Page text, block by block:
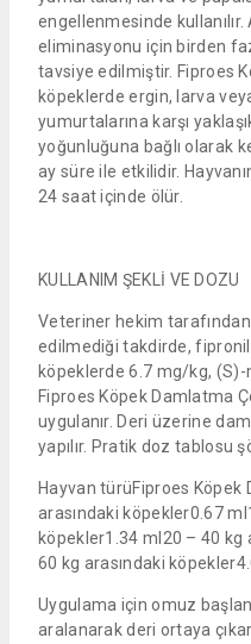
engellenmesinde
eliminasyonu için birden
tavsiye edilmiştir. Fiproes
köpeklerde ergin, larva
yumurtalarına karşı
yoğunluğuna bağlı olarak
ay süre ile etkilidir.
24 saat içinde ölür.
KULLANIM ŞEKLİ VE DOZU
Veteriner hekim
edilmediği takdirde,
köpeklerde 6.7 mg/kg, (S)-
Fiproes Köpek Damlatma
uygulanır. Deri üzerine
yapılır. Pratik doz tablosu
Hayvan türüFiproes
arasındaki köpekler0.67
köpekler1.34 ml20 – 40 kg
60 kg arasındaki
Uygulama için omuz
aralanarak deri ortaya